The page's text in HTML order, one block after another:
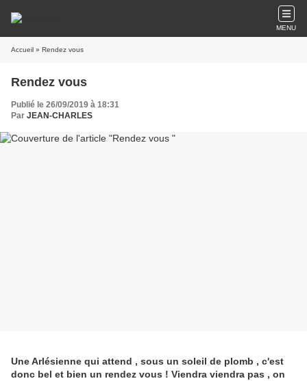
MENU
Accueil » Rendez vous
Rendez vous
Publié le 26/09/2019 à 18:31
Par JEAN-CHARLES
Une Arlésienne qui attend , sous un soleil de plomb , c'est
donc bel et bien un rendez vous ! Viendra viendra pas , on